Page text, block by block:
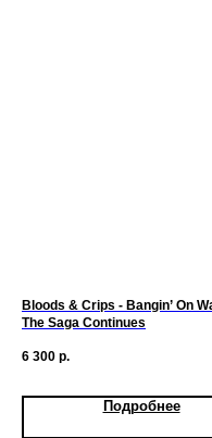
Bloods & Crips - Bangin’ On
The Saga Continues
6 300 р.
Подробнее